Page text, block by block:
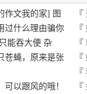
作文我的家] 图 『
过什么理由骗你 『
能吞大便 杂 『
苍蝇，原来是张 『
『
以跟风的哦！ 『